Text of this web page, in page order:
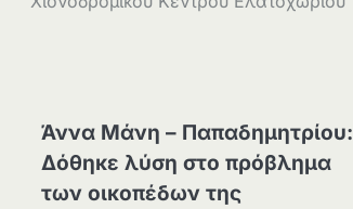
Άννα Μάνη – Παπαδημητρίου:
Δόθηκε λύση στο πρόβλημα
των οικοπέδων της